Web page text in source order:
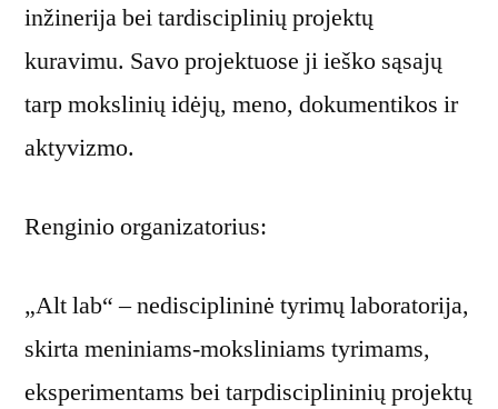
inžinerija bei tardisciplinių projektų
kuravimu. Savo projektuose ji ieško sąsajų
tarp mokslinių idėjų, meno, dokumentikos ir
aktyvizmo.
Renginio organizatorius:
„Alt lab“ – nedisciplininė tyrimų laboratorija,
skirta meniniams-moksliniams tyrimams,
eksperimentams bei tarpdisciplininių projektų